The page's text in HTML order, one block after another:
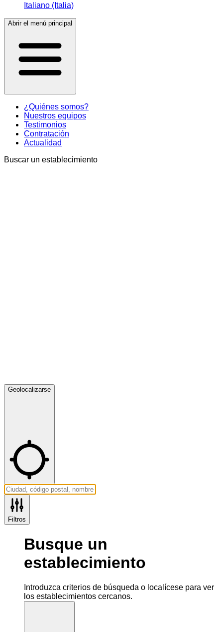
Italiano (Italia)
Abrir el menú principal
¿Quiénes somos?
Nuestros equipos
Testimonios
Contratación
Actualidad
Buscar un establecimiento
Geolocalizarse
Filtros
Busque un
establecimiento
Introduzca criterios de búsqueda o localícese para ver
los establecimientos cercanos.